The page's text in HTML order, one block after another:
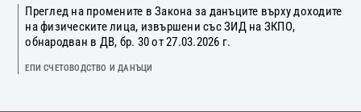
Преглед на промените в Закона за данъците върху доходите
на физическите лица, извършени със ЗИД на ЗКПО,
обнародван в ДВ, бр. 30 от 27.03.2026 г.
ЕПИ СЧЕТОВОДСТВО И ДАНЪЦИ